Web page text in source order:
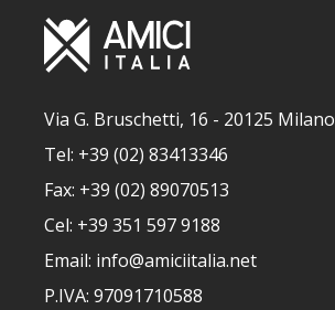
Via G. Bruschetti, 16 - 20125 Milano
Tel: +39 (02) 83413346
Fax: +39 (02) 89070513
Cel: +39 351 597 9188
Email: info@amiciitalia.net
P.IVA: 97091710588